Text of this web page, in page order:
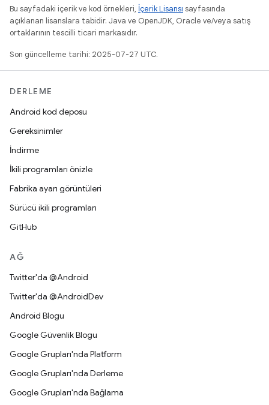
Bu sayfadaki içerik ve kod örnekleri, İçerik Lisansı sayfasında
açıklanan lisanslara tabidir. Java ve OpenJDK, Oracle ve/veya satış
ortaklarının tescilli ticari markasıdır.
Son güncelleme tarihi: 2025-07-27 UTC.
DERLEME
Android kod deposu
Gereksinimler
İndirme
İkili programları önizle
Fabrika ayarı görüntüleri
Sürücü ikili programları
GitHub
AĞ
Twitter'da @Android
Twitter'da @AndroidDev
Android Blogu
Google Güvenlik Blogu
Google Grupları'nda Platform
Google Grupları'nda Derleme
Google Grupları'nda Bağlama